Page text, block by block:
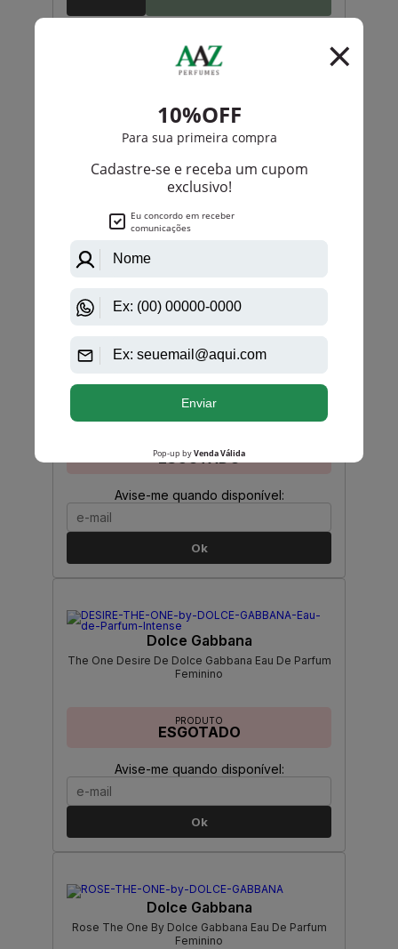
The One Dolce & Gabbana Eau De Parfum Intense
Feminino
PRODUTO
ESGOTADO
Avise-me quando disponível:
Dolce Gabbana
Light Blue Capri In Love Female Dolce & Gabbana
Eau De Parfum Feminino
ESGOTADO
Avise-me quando disponível:
Ok
Dolce Gabbana
The One Desire De Dolce Gabbana Eau De Parfum
Feminino
PRODUTO
ESGOTADO
Avise-me quando disponível:
Ok
Dolce Gabbana
Rose The One By Dolce Gabbana Eau De Parfum
Feminino